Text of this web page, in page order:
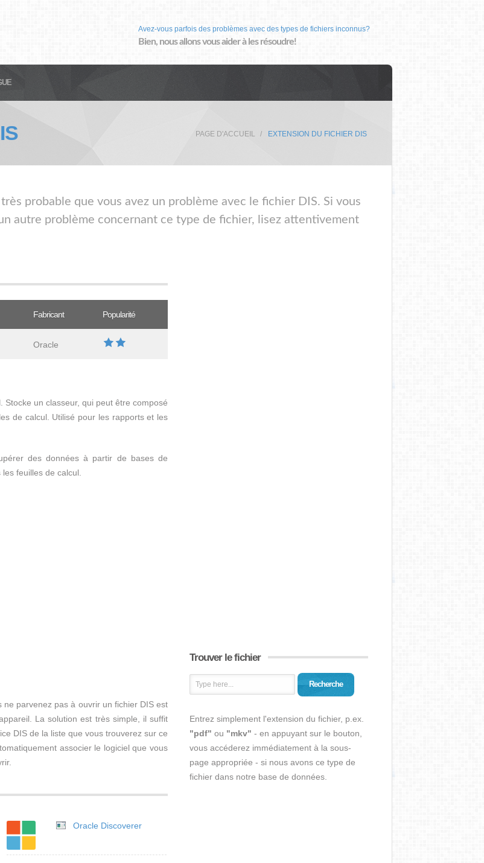
Avez-vous parfois des problèmes avec des types de fichiers inconnus?
Bien, nous allons vous aider à les résoudre!
PAGE D'ACCUEIL EXTENSION DU FICHIER DIS
probable que vous avez un problème avec le fichier DIS. Si vous
autre problème concernant ce type de fichier, lisez attentivement
Fabricant Popularité
Oracle
un classeur, qui peut être composé
de calcul. Utilisé pour les rapports et les
des données à partir de bases de
feuilles de calcul.
parvenez pas à ouvrir un fichier DIS est
La solution est très simple, il suffit
DIS de la liste que vous trouverez sur ce
associer le logiciel que vous
Oracle Discoverer
Trouver le fichier
Recherche
Entrez simplement l'extension du fichier, p.ex.
"pdf" ou "mkv" - en appuyant sur le bouton,
vous accéderez immédiatement à la sous-
page appropriée - si nous avons ce type de
fichier dans notre base de données.